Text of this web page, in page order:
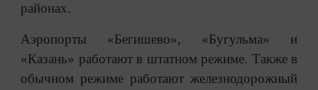
районах.
Аэропорты «Бегишево», «Бугульма» и
«Казань» работают в штатном режиме. Также в
обычном режиме работают железнодорожный